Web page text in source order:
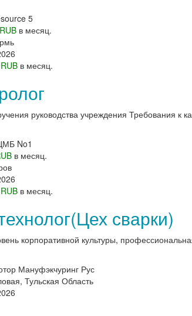
5
в месяц.
в месяц.
руководства учреждения Требования к
No1
в месяц.
в месяц.
сварки)
корпоративной культуры,
Мануфэкчуринг Рус
Тульская Область